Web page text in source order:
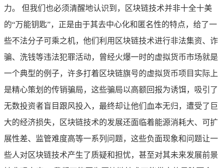
力。 但我们也必须清醒地认识到，区块链技术并非十全十美
的“万能钥匙”，正是由于其去中心化和匿名性的特点，给了一
些不法分子可乘之机，他们利用区块链技术进行非法集资、诈
骗、洗钱等违法犯罪活动，曾经火爆一时的虚拟货币市场就是
一个典型的例子，许多打着区块链旗号的虚拟货币项目实际上
是精心策划的传销骗局，这些骗局以高额回报为诱饵，吸引了
无数投资者盲目跟风投入，最终却让他们血本无归，遭受了巨
大的经济损失，区块链技术的发展还面临着能源消耗大、可扩
展性差、监管难度高等一系列问题，这些负面现象和问题让一
些人对区块链技术产生了质疑和担忧，甚至对其未来发展前景